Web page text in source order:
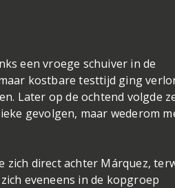
een vroege schuiver in de
kostbare testtijd ging
Later op de ochtend volgde
gevolgen, maar wederom
zich direct achter Márquez,
eveneens in de kopgroep